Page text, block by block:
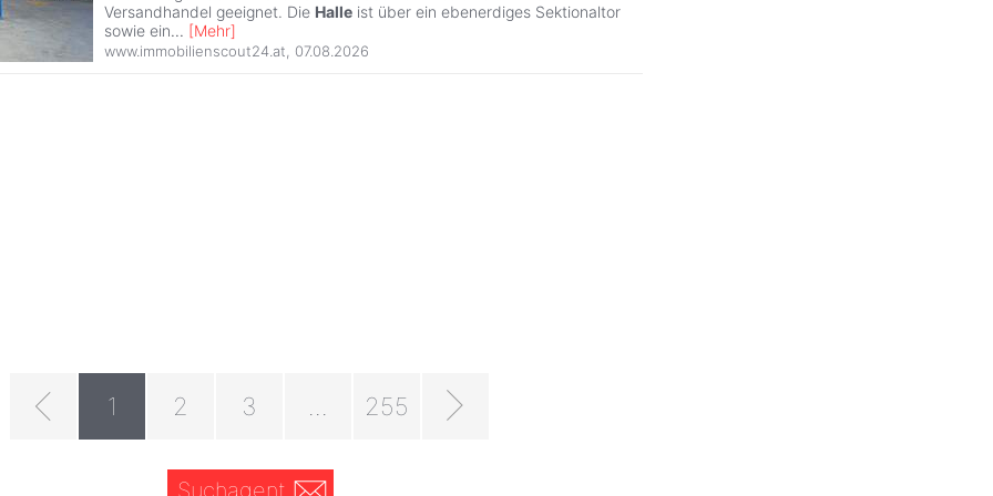
Versandhandel geeignet. Die Halle ist über ein ebenerdiges Sektionaltor
sowie ein... [Mehr]
www.immobilienscout24.at, 07.08.2026
1 2 3 255
Suchagent